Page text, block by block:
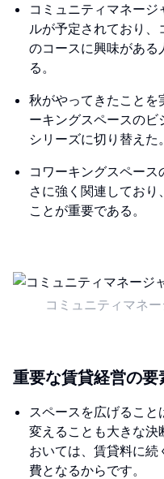
コミュニティマネー
ルが予定されており
のコースに興味がある
る。
秋がやってきたことを
ーキングスペースの
シリーズに切り替えた。
コワーキングスペー
さに強く関連してお
ことが重要である。
コミュニティマネ
重要な賃貸経営の
スペースを広げるこ
変えることも大きな決
おいては、賃貸料に
費となるからです。